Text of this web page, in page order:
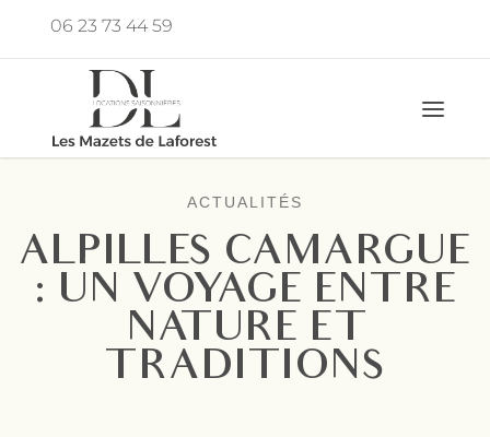
contenu
06 23 73 44 59
ACTUALITÉS
ALPILLES CAMARGUE
: UN VOYAGE ENTRE
NATURE ET
TRADITIONS